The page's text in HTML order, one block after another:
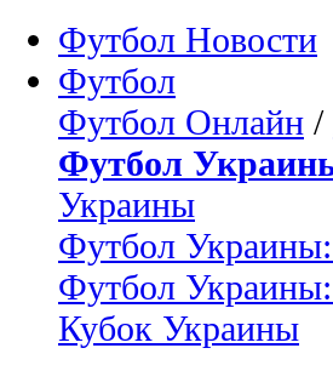
Футбол Новости
Футбол
Футбол Онлайн /
Футбол
Украины
Футбол
Футбол
Кубок Украины